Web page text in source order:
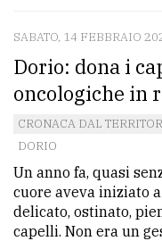
SABATO, 14 FEBBRAIO
Dorio: dona i
oncologiche in
CRONACA DAL
DORIO
Un anno fa, quasi
cuore aveva iniziato
delicato, ostinato,
capelli. Non era un